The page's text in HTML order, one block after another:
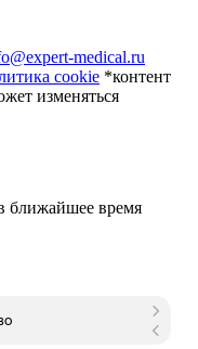
medical.ru
cookie *контент
изменяться
ближайшее время